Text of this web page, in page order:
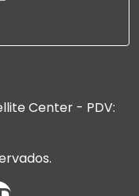
Center - PDV: